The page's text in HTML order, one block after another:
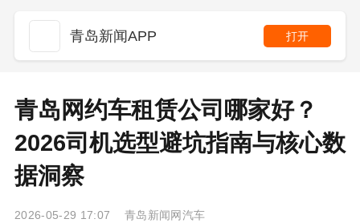
青岛新闻APP 打开
青岛网约车租赁公司哪家好？
2026司机选型避坑指南与核心数
据洞察
2026-05-29 17:07 青岛新闻网汽车